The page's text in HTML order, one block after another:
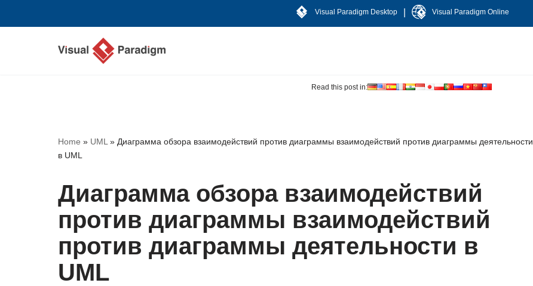
Visual Paradigm Desktop Visual Paradigm Online
Read this post in:
Home » UML » Диаграмма обзора взаимодействий против диаграммы взаимодействий против диаграммы деятельности
в UML
Диаграмма обзора взаимодействий
против диаграммы взаимодействий
против диаграммы деятельности в
UML